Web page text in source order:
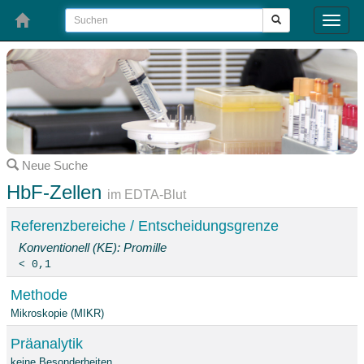
Toggle
Neue Suche
HbF-Zellen im EDTA-Blut
Referenzbereiche / Entscheidungsgrenze
Konventionell (KE): Promille
< 0,1
Methode
Mikroskopie (MIKR)
Präanalytik